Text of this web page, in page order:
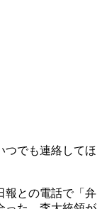
でも連絡してほ
報との電話で「弁